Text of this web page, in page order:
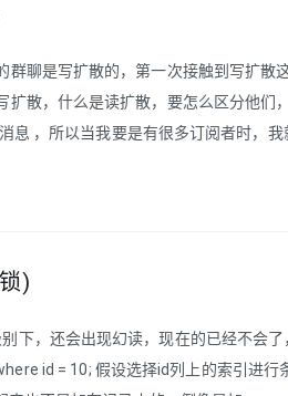
群聊是写扩散的，第一次接触到写扩
扩散，什么是读扩散，要怎么区分他
息 ，所以当我要是有很多订阅者时，
)
下，还会出现幻读，现在的已经不会
id = 10; 假设选择id列上的索引进